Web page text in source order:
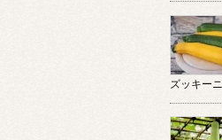
ズッキーニ